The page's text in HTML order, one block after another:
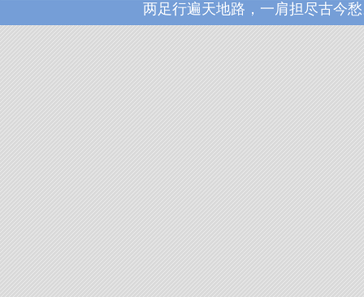
两足行遍天地路，一肩担尽古今